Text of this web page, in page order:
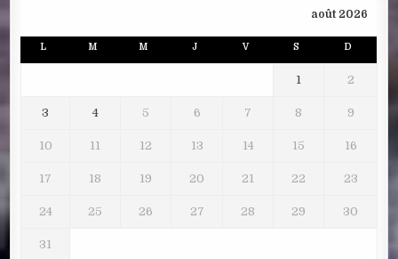
août 2026
L M M J V S D
1 2
3 4 5 6 7 8 9
10 11 12 13 14 15 16
17 18 19 20 21 22 23
24 25 26 27 28 29 30
31